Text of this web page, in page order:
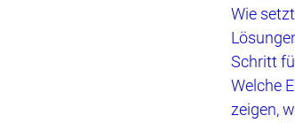
Wie
Schritt
Welche
zeigen,